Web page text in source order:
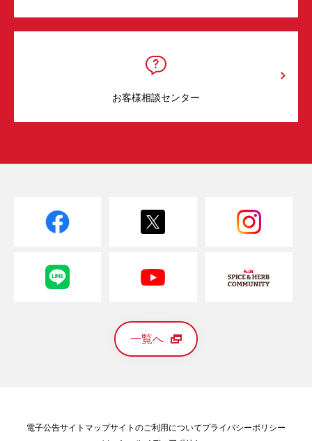
お客様相談センター
一覧へ
電子公告サイトマップサイトのご利用についてプライバシーポリシー